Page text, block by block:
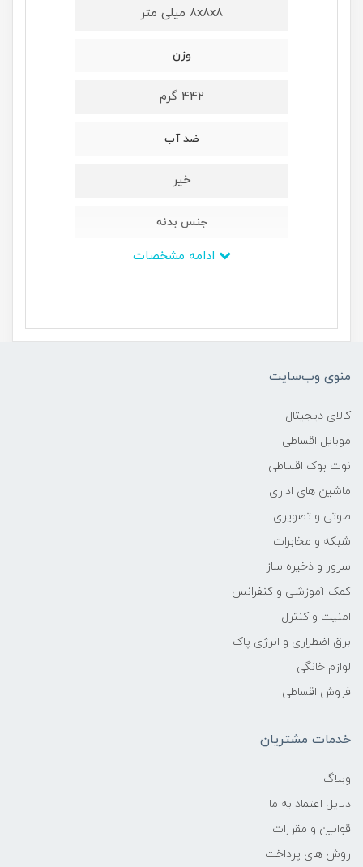
8x8x8 میلی متر
وزن
442 گرم
ضد آب
خیر
جنس بدنه
-
منوی وب‌سایت
کالای دیجیتال
موبایل اقساطی
نوت بوک اقساطی
ماشین های اداری
صوتی و تصویری
شبکه و مخابرات
سرور و ذخیره ساز
کمک آموزشی و کنفرانس
امنیت و کنترل
برق اضطراری و انرژی پاک
لوازم خانگی
فروش اقساطی
خدمات مشتریان
وبلاگ
دلایل اعتماد به ما
قوانین و مقررات
روش های پرداخت